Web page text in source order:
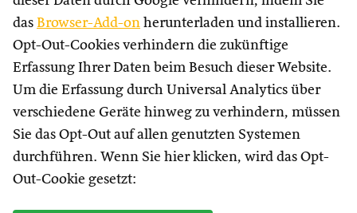
das Browser-Add-on herunterladen und installieren.
Opt-Out-Cookies verhindern die zukünftige
Erfassung Ihrer Daten beim Besuch dieser Website.
Um die Erfassung durch Universal Analytics über
verschiedene Geräte hinweg zu verhindern, müssen
Sie das Opt-Out auf allen genutzten Systemen
durchführen. Wenn Sie hier klicken, wird das Opt-
Out-Cookie gesetzt: